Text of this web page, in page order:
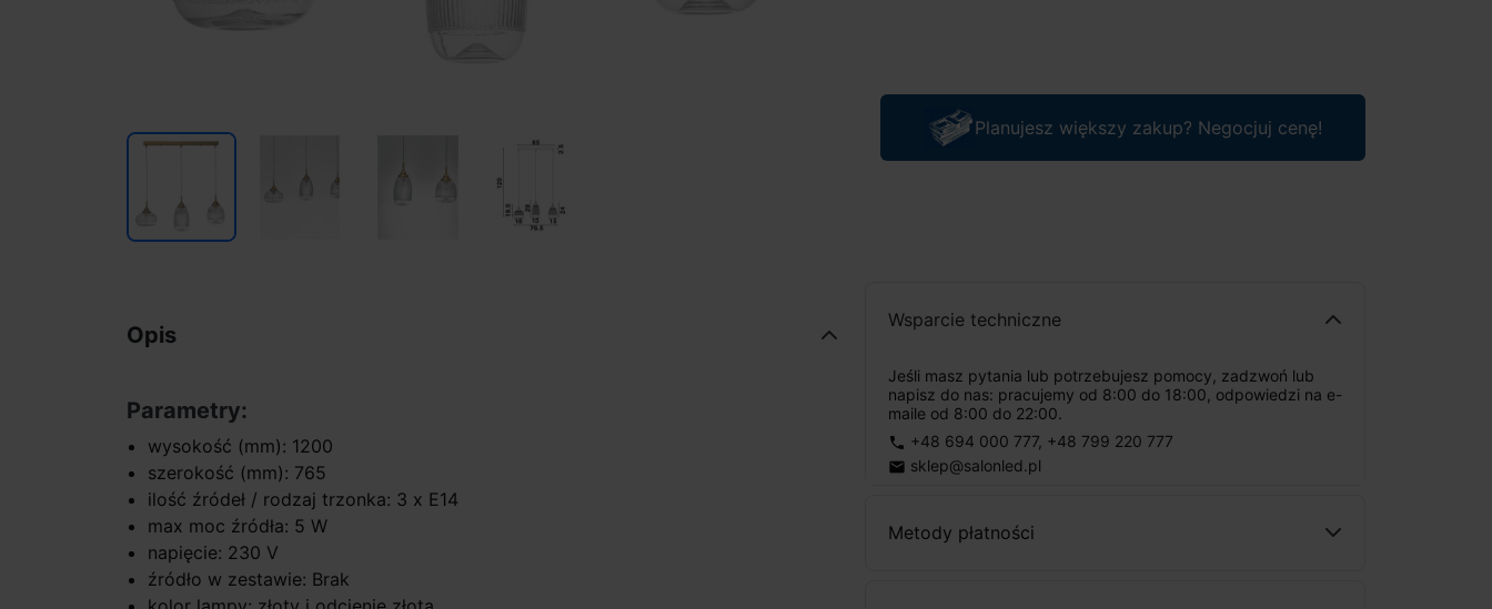
Planujesz większy zakup? Negocjuj cenę!
Wsparcie techniczne
Jeśli masz pytania lub potrzebujesz pomocy, zadzwoń lub
napisz do nas: pracujemy od 8:00 do 18:00, odpowiedzi na e-
maile od 8:00 do 22:00.
phone +48 694 000 777, +48 799 220 777
email sklep@salonled.pl
Metody płatności
Opis
Parametry:
wysokość (mm): 1200
szerokość (mm): 765
ilość źródeł / rodzaj trzonka: 3 x E14
max moc źródła: 5 W
napięcie: 230 V
źródło w zestawie: Brak